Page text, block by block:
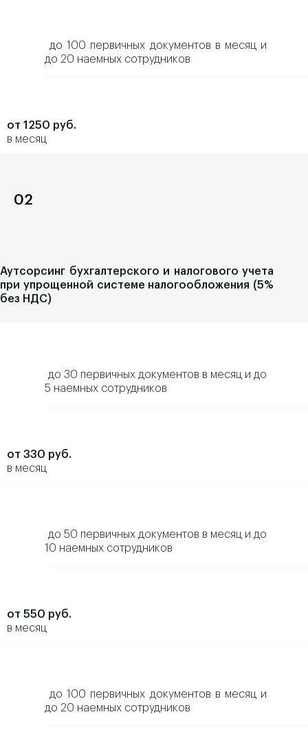
до 100 первичных документов в месяц и
до 20 наемных сотрудников
от 1250 руб.
в месяц
02
Аутсорсинг бухгалтерского и налогового учета
при упрощенной системе налогообложения (5%
без НДС)
до 30 первичных документов в месяц и до
5 наемных сотрудников
от 330 руб.
в месяц
до 50 первичных документов в месяц и до
10 наемных сотрудников
от 550 руб.
в месяц
до 100 первичных документов в месяц и
до 20 наемных сотрудников